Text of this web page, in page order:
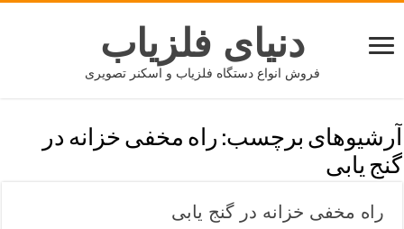
دنیای فلزیاب
فروش انواع دستگاه فلزیاب و اسکنر تصویری
آرشیوهای برچسب: راه مخفی خزانه در
گنج یابی
راه مخفی خزانه در گنج یابی